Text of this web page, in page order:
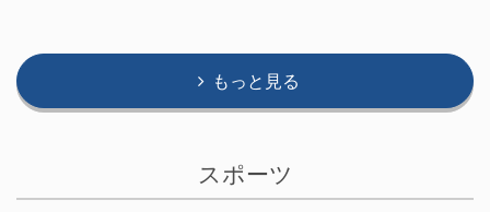
もっと見る
スポーツ